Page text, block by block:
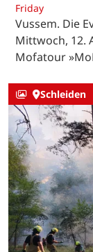
Friday
Vussem. Die
Mittwoch, 12.
Mofatour
Schleiden